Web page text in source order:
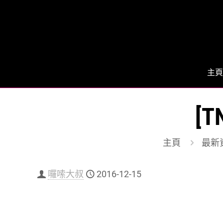
主頁
主頁 最新
囉嗦大叔 2016-12-15